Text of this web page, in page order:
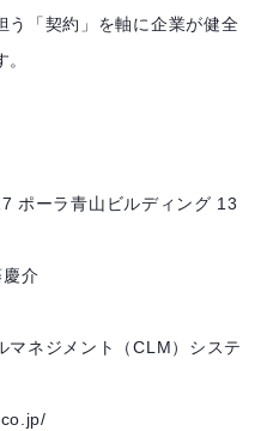
う「契約」を軸に企業が健全
ポーラ青山ビルディング 13
介
マネジメント（CLM）システ